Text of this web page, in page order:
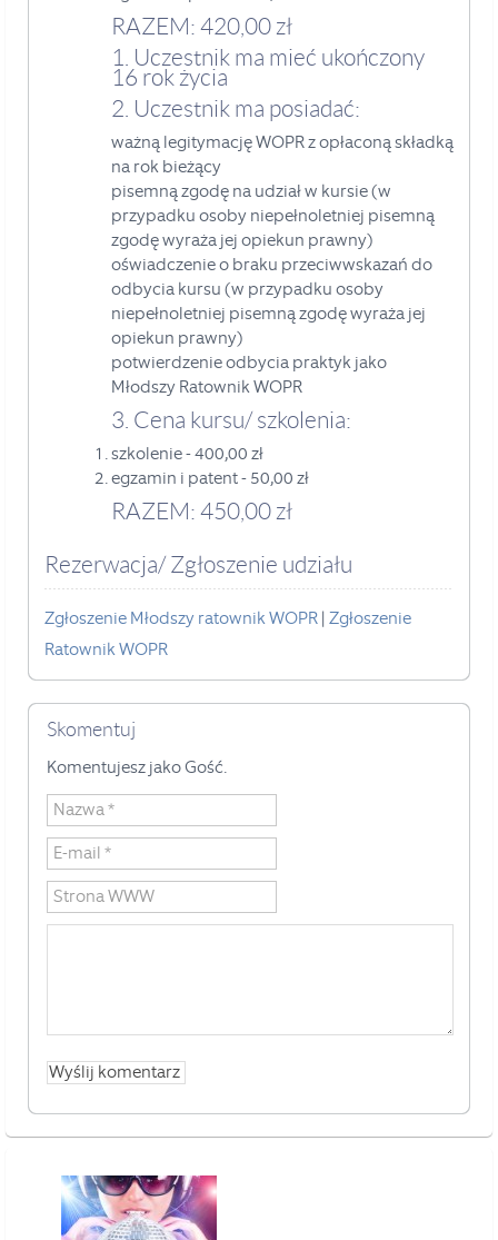
RAZEM: 420,00 zł
1. Uczestnik ma mieć ukończony
16 rok życia
2. Uczestnik ma posiadać:
ważną legitymację WOPR z opłaconą składką
na rok bieżący
pisemną zgodę na udział w kursie (w
przypadku osoby niepełnoletniej pisemną
zgodę wyraża jej opiekun prawny)
oświadczenie o braku przeciwwskazań do
odbycia kursu (w przypadku osoby
niepełnoletniej pisemną zgodę wyraża jej
opiekun prawny)
potwierdzenie odbycia praktyk jako
Młodszy Ratownik WOPR
3. Cena kursu/ szkolenia:
szkolenie - 400,00 zł
egzamin i patent - 50,00 zł
RAZEM: 450,00 zł
Rezerwacja/ Zgłoszenie udziału
Zgłoszenie Młodszy ratownik WOPR | Zgłoszenie
Ratownik WOPR
Skomentuj
Komentujesz jako Gość.